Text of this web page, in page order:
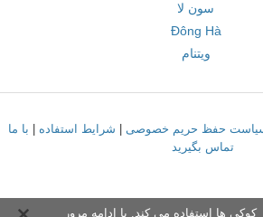
سون لا
Đông Hà
ویتنام
حفظ حریم خصوصی شرایط استفاده
با ما
تماس بگیرید
ها استفاده می کند. با ادامه مرور